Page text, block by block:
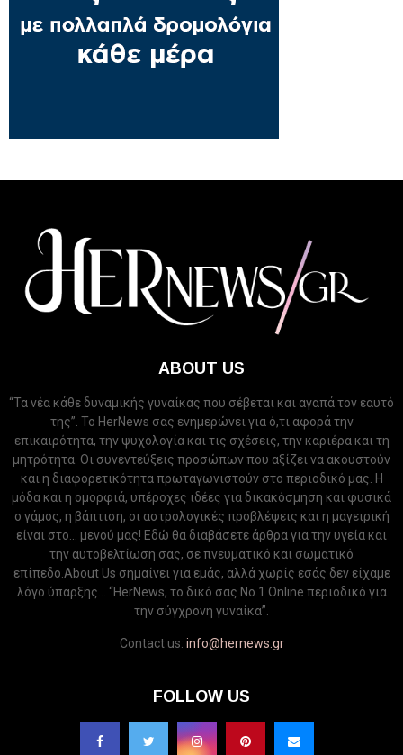
ABOUT US
“Τα νέα κάθε δυναμικής γυναίκας που σέβεται και αγαπά τον εαυτό
της”. Το HerNews σας ενημερώνει για ό,τι αφορά την
επικαιρότητα, την ψυχολογία και τις σχέσεις, την καριέρα και τη
μητρότητα. Οι συνεντεύξεις προσώπων που αξίζει να ακουστούν
και η διαφορετικότητα πρωταγωνιστούν στο περιοδικό μας. Η
μόδα και η ομορφιά, υπέροχες ιδέες για δικακόσμηση και φυσικά
ο γάμος, η βάπτιση, οι αστρολογικές προβλέψεις και η μαγειρική
είναι στο... μενού μας! Εδώ θα διαβάσετε άρθρα για την υγεία και
την αυτοβελτίωση σας, σε πνευματικό και σωματικό
επίπεδο.About Us σημαίνει για εμάς, αλλά χωρίς εσάς δεν είχαμε
λόγο ύπαρξης... “HerNews, το δικό σας Νo.1 Online περιοδικό για
την σύγχρονη γυναίκα”.
Contact us: info@hernews.gr
FOLLOW US